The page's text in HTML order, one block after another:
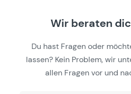
Wir beraten
Du hast Fragen oder
lassen? Kein Problem, wir
allen Fragen vor und